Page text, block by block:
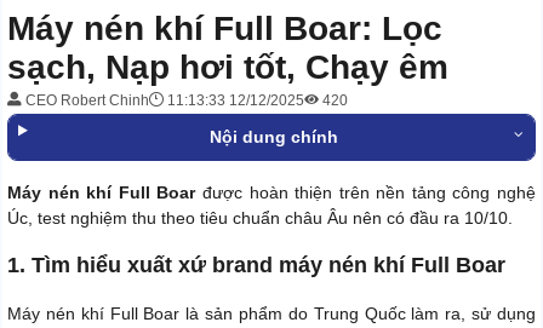
Máy nén khí Full Boar: Lọc
sạch, Nạp hơi tốt, Chạy êm
CEO Robert Chinh 11:13:33 12/12/2025 420
Nội dung chính
Máy nén khí Full Boar được hoàn thiện trên nền tảng công nghệ
Úc, test nghiệm thu theo tiêu chuẩn châu Âu nên có đầu ra 10/10.
1. Tìm hiểu xuất xứ brand máy nén khí Full Boar
Máy nén khí Full Boar là sản phẩm do Trung Quốc làm ra, sử dụng